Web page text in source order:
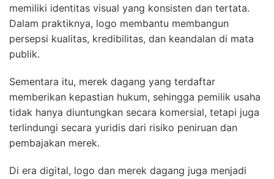
memiliki identitas visual yang konsisten dan tertata.
Dalam praktiknya, logo membantu membangun
persepsi kualitas, kredibilitas, dan keandalan di mata
publik.
Sementara itu, merek dagang yang terdaftar
memberikan kepastian hukum, sehingga pemilik usaha
tidak hanya diuntungkan secara komersial, tetapi juga
terlindungi secara yuridis dari risiko peniruan dan
pembajakan merek.
Di era digital, logo dan merek dagang juga menjadi